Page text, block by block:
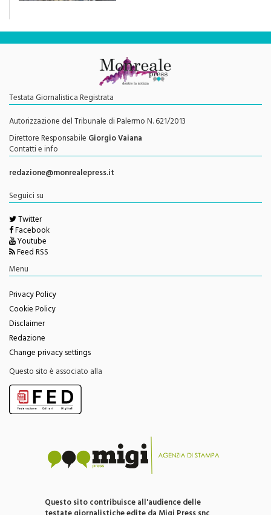
Testata Giornalistica Registrata
Autorizzazione del Tribunale di Palermo N. 621/2013
Direttore Responsabile Giorgio Vaiana
Contatti e info
redazione@monrealepress.it
Seguici su
Twitter
Facebook
Youtube
Feed RSS
Menu
Privacy Policy
Cookie Policy
Disclaimer
Redazione
Change privacy settings
Questo sito è associato alla
Questo sito contribuisce all'audience delle